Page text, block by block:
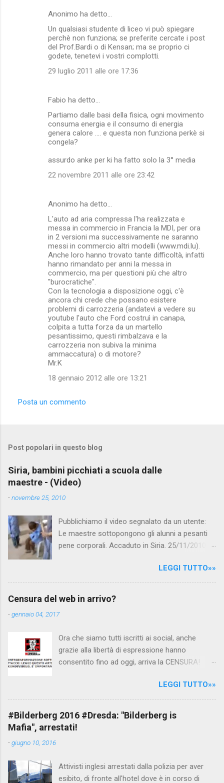
Anonimo ha detto…
Un qualsiasi studente di liceo vi può spiegare
perchè non funziona; se preferite cercate i post
del Prof.Bardi o di Kensan; ma se proprio ci
godete, tenetevi i vostri complotti.
29 luglio 2011 alle ore 17:36
Fabio ha detto…
Partiamo dalle basi della fisica, ogni movimento
consuma energia e il consumo di energia
genera calore .... e questa non funziona perkè si
congela?
assurdo anke per ki ha fatto solo la 3° media
22 novembre 2011 alle ore 23:42
Anonimo ha detto…
L'auto ad aria compressa l'ha realizzata e
messa in commercio in Francia la MDI, per ora
in 2 versioni ma successivamente ne saranno
messi in commercio altri modelli (www.mdi.lu).
Anche loro hanno trovato tante difficoltà, infatti
hanno rimandato per anni la messa in
commercio, ma per questioni più che altro
"burocratiche".
Con la tecnologia a disposizione oggi, c'è
ancora chi crede che possano esistere
problemi di carrozzeria (andatevi a vedere su
youtube l'auto che Ford costruì in canapa,
colpita a tutta forza da un martello
pesantissimo, questi rimbalzava e la
carrozzeria non subiva la minima
ammaccatura) o di motore?
Mr.K
18 gennaio 2012 alle ore 13:21
Posta un commento
Post popolari in questo blog
Siria, bambini picchiati a scuola dalle
maestre - (Video)
-novembre 25, 2010
Pubblichiamo il video segnalato da un utente:
Le maestre sottopongono gli alunni a pesanti
pene corporali. Accaduto in Siria. 25/11/2010
Canale 5 "Forum" si è interessato al caso,
interpellando prontamente l'ambasciata siriana,
per fare luce sulla vicenda: è emerso che il
scuola. LEGGI IL SERVIZIO . staff
nocensura.com Condividi su Facebook
LEGGI TUTTO»»
Censura del web in arrivo?
-gennaio 04, 2017
Ora che siamo tutti iscritti ai social, anche
grazie alla libertà di espressione hanno
consentito fino ad oggi, arriva la CENSURA!
politica rispediti al mittente dai cittadini - perché
censurare avrebbe fatto perdere troppi
consensi ai vari governi - la CENSURA potrebbe
arrivare dall'Antitrust, ovvero l' Autorità garante
governo non c'è più Matteo Renzi ma il buon
LEGGI TUTTO»»
#Bilderberg 2016 #Dresda: "Bilderberg is
Mafia", arrestati!
-giugno 10, 2016
Attivisti inglesi arrestati dalla polizia per aver
esibito, di fronte all'hotel dove è in corso di